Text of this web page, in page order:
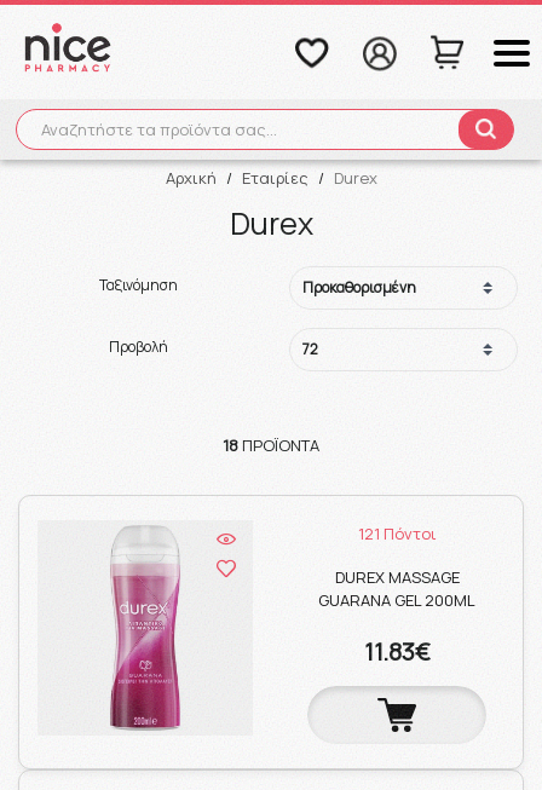
Αναζητήστε τα προϊόντα σας...
Αναζήτηση
Αρχική / Εταιρίες / Durex
Durex
Ταξινόμηση
Προβολή
18ΠΡΟΪΌΝΤΑ
121 Πόντοι
DUREX MASSAGE
GUARANA GEL 200ML
11.83€